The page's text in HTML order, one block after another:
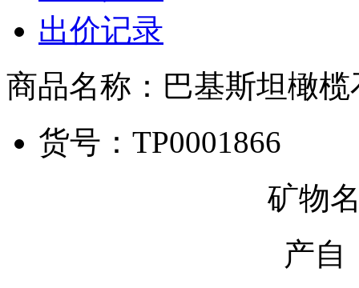
出价记录
商品名称： 巴基斯坦橄榄
货号： TP0001866
矿物
产自